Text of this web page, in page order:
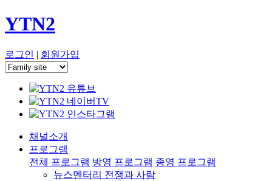
YTN2
로그인 | 회원가입
채널소개
프로그램
전체 프로그램 방영 프로그램 종영 프로그램
뉴스멘터리 전쟁과 사람